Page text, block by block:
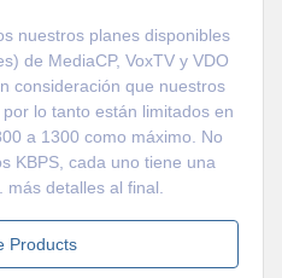
nuestros planes disponibles
de MediaCP, VoxTV y VDO
consideración que nuestros
lo tanto están limitados en
a 1300 como máximo. No
KBPS, cada uno tiene una
más detalles al final.
Products